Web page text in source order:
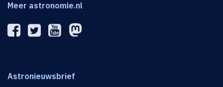
Meer astronomie.nl
Astronieuwsbrief